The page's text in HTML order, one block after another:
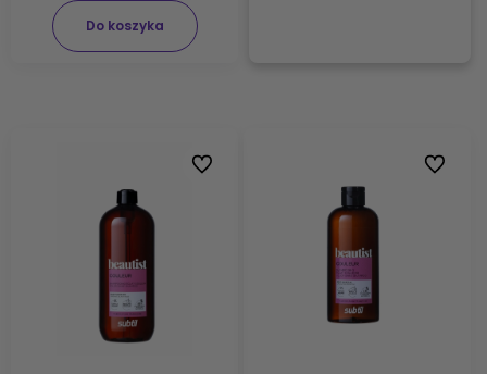
Do koszyka
Do ulubionych Do